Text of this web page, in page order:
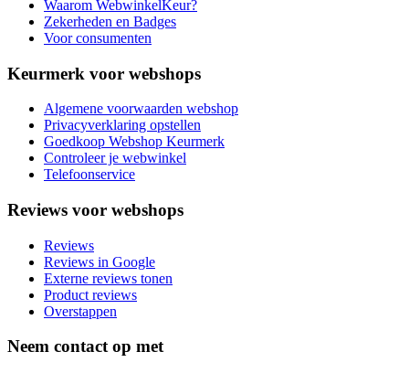
Waarom WebwinkelKeur?
Zekerheden en Badges
Voor consumenten
Keurmerk voor webshops
Algemene voorwaarden webshop
Privacyverklaring opstellen
Goedkoop Webshop Keurmerk
Controleer je webwinkel
Telefoonservice
Reviews voor webshops
Reviews
Reviews in Google
Externe reviews tonen
Product reviews
Overstappen
Neem contact op met